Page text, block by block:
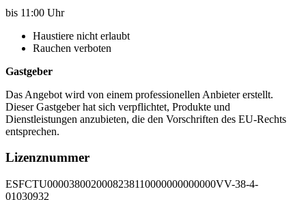
bis 11:00 Uhr
Haustiere nicht erlaubt
Rauchen verboten
Gastgeber
Das Angebot wird von einem professionellen Anbieter erstellt.
Dieser Gastgeber hat sich verpflichtet, Produkte und
Dienstleistungen anzubieten, die den Vorschriften des EU-Rechts
entsprechen.
Lizenznummer
ESFCTU0000380020008238110000000000000VV-38-4-
01030932